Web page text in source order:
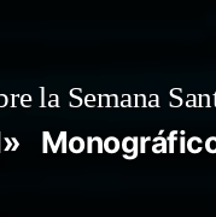
la Semana